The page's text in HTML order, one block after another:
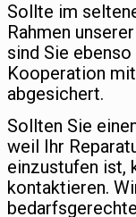
Sollte im
Rahmen
sind Sie
Kooperation
abgesichert.
Sollten Sie
weil Ihr
einzustufen ist,
kontaktieren.